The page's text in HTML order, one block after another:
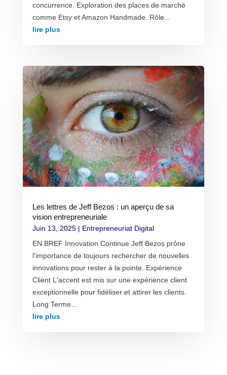
concurrence. Exploration des places de marché
comme Etsy et Amazon Handmade. Rôle...
lire plus
Les lettres de Jeff Bezos : un aperçu de sa
vision entrepreneuriale
Juin 13, 2025| Entrepreneuriat Digital
EN BREF Innovation Continue Jeff Bezos prône
l'importance de toujours rechercher de nouvelles
innovations pour rester à la pointe. Expérience
Client L'accent est mis sur une expérience client
exceptionnelle pour fidéliser et attirer les clients.
Long Terme...
lire plus